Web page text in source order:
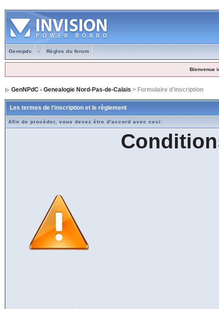
Gennpdc - Règles du forum
Bienvenue
GenNPdC - Genealogie Nord-Pas-de-Calais > Formulaire d'inscription
Les termes de l'inscription et le règlement
Afin de procéder, vous devez être d'accord avec ceci: